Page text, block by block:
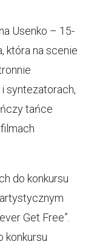
Usenko – 15-
która na scenie
syntezatorach,
tańce
do konkursu
Get Free”.
konkursu